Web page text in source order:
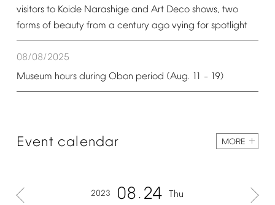
visitors to Koide Narashige and Art Deco shows, two
forms of beauty from a century ago vying for spotlight
08/08/2025
Museum hours during Obon period (Aug. 11 – 19)
Event calendar MORE
2023 08 24 Thu